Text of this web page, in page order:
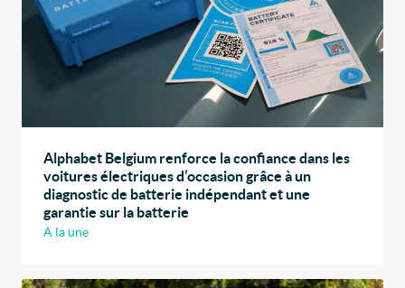
Alphabet Belgium renforce la confiance dans les
voitures électriques d’occasion grâce à un
diagnostic de batterie indépendant et une
garantie sur la batterie
A la une